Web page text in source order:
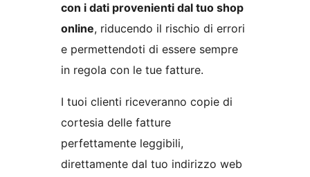
con i dati provenienti dal tuo shop
online, riducendo il rischio di errori
e permettendoti di essere sempre
in regola con le tue fatture.
I tuoi clienti riceveranno copie di
cortesia delle fatture
perfettamente leggibili,
direttamente dal tuo indirizzo web